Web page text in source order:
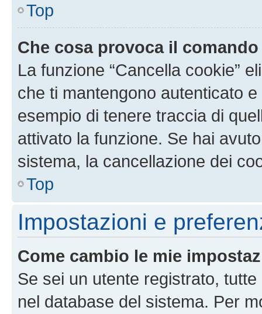
Top
Che cosa provoca il
La funzione “Cancella cookie”
che ti mantengono autenticato
esempio di tenere traccia di
attivato la funzione. Se hai
sistema, la cancellazione dei
Top
Impostazioni e
Come cambio le mie
Se sei un utente registrato,
nel database del sistema. Per